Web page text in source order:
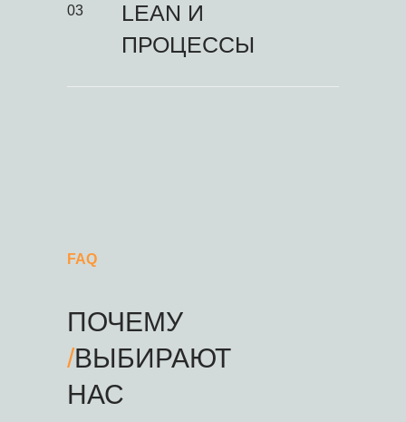
03
LEAN И
ПРОЦЕССЫ
ПОЧЕМУ
/ВЫБИРАЮТ
FAQ
НАС